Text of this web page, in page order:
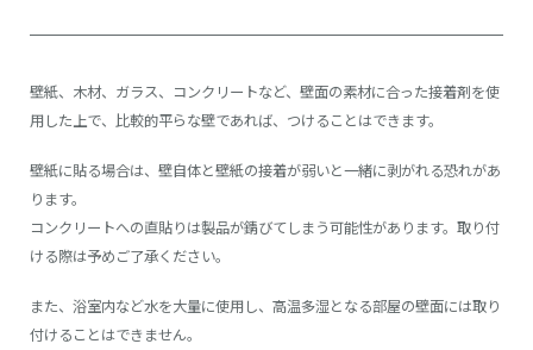
壁紙、木材、ガラス、コンクリートなど、壁面の素材に合った接着剤を使
用した上で、比較的平らな壁であれば、つけることはできます。
壁紙に貼る場合は、壁自体と壁紙の接着が弱いと一緒に剥がれる恐れがあ
ります。
コンクリートへの直貼りは製品が錆びてしまう可能性があります。取り付
ける際は予めご了承ください。
また、浴室内など水を大量に使用し、高温多湿となる部屋の壁面には取り
付けることはできません。